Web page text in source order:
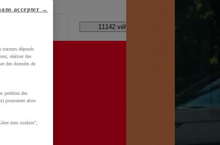
?
11142 véhicules disponibles
déposés
réaliser des
des données de
perdriez des
pourraient alors
mes cookies",
accepter →